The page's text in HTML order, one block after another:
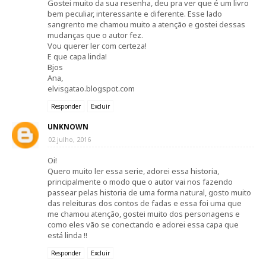
Gostei muito da sua resenha, deu pra ver que é um livro
bem peculiar, interessante e diferente. Esse lado
sangrento me chamou muito a atenção e gostei dessas
mudanças que o autor fez.
Vou querer ler com certeza!
E que capa linda!
Bjos
Ana,
elvisgatao.blogspot.com
Responder Excluir
UNKNOWN
02 julho, 2016
Oi!
Quero muito ler essa serie, adorei essa historia,
principalmente o modo que o autor vai nos fazendo
passear pelas historia de uma forma natural, gosto muito
das releituras dos contos de fadas e essa foi uma que
me chamou atenção, gostei muito dos personagens e
como eles vão se conectando e adorei essa capa que
está linda !!
Responder Excluir